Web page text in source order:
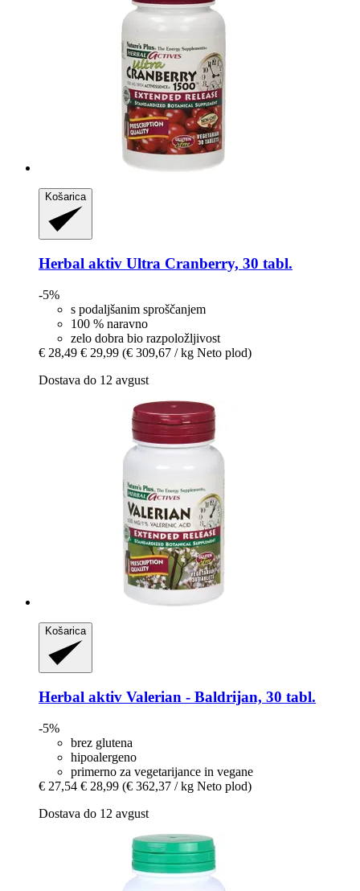
Košarica
Herbal aktiv Ultra Cranberry, 30 tabl.
-5%
s podaljšanim sproščanjem
100 % naravno
zelo dobra bio razpoložljivost
€ 28,49 € 29,99 (€ 309,67 / kg Neto plod)
Dostava do 12 avgust
Košarica
Herbal aktiv Valerian -​ Baldrijan, 30 tabl.
-5%
brez glutena
hipoalergeno
primerno za vegetarijance in vegane
€ 27,54 € 28,99 (€ 362,37 / kg Neto plod)
Dostava do 12 avgust